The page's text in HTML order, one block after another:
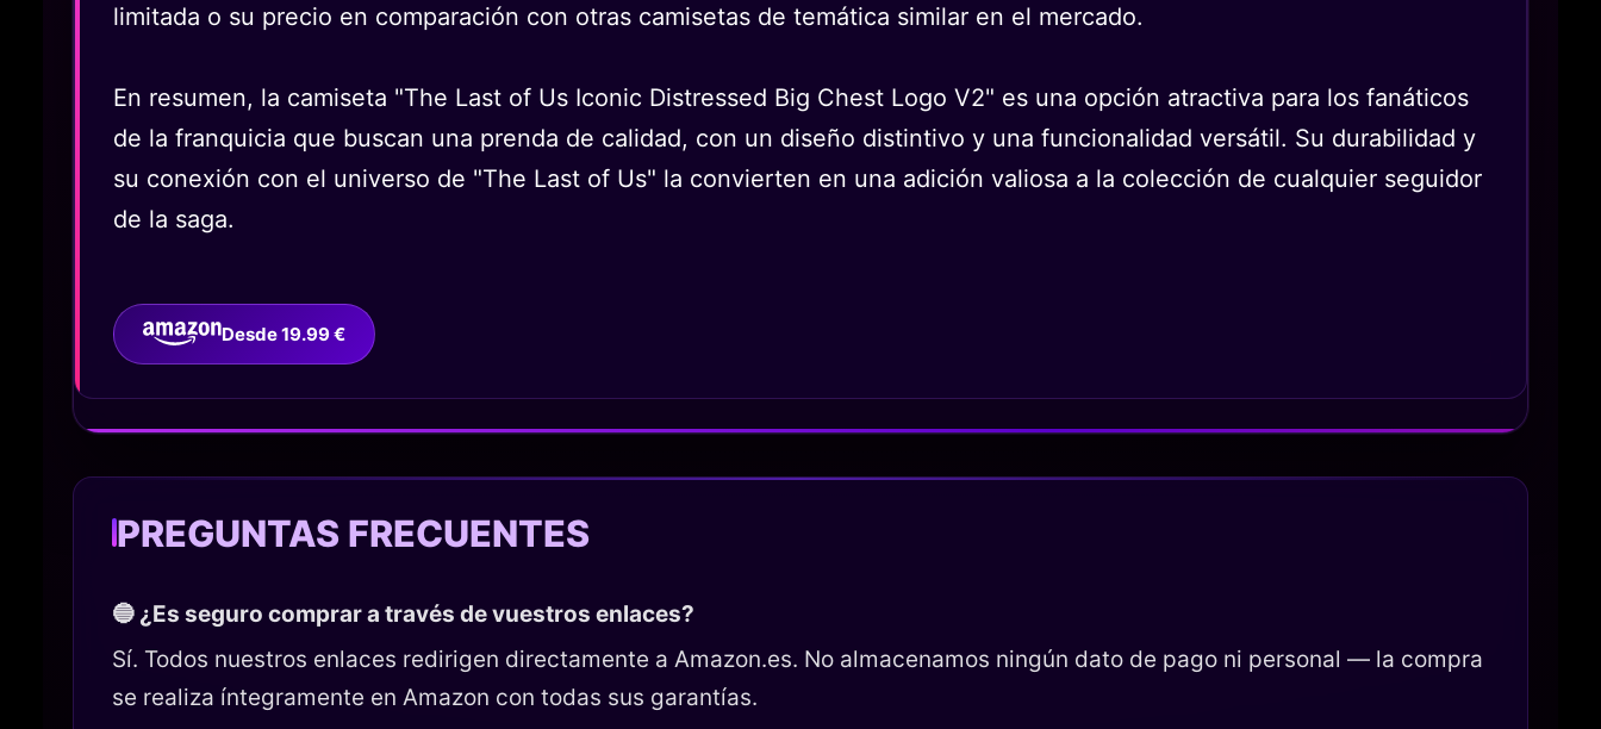
limitada o su precio en comparación con otras camisetas de temática similar en el mercado.
En resumen, la camiseta "The Last of Us Iconic Distressed Big Chest Logo V2" es una opción atractiva para los fanáticos
de la franquicia que buscan una prenda de calidad, con un diseño distintivo y una funcionalidad versátil. Su durabilidad y
su conexión con el universo de "The Last of Us" la convierten en una adición valiosa a la colección de cualquier seguidor
de la saga.
Desde 19.99 €
PREGUNTAS FRECUENTES
🔵 ¿Es seguro comprar a través de vuestros enlaces?
Sí. Todos nuestros enlaces redirigen directamente a Amazon.es. No almacenamos ningún dato de pago ni personal — la compra
se realiza íntegramente en Amazon con todas sus garantías.